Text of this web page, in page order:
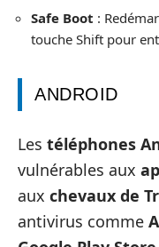
Safe Boot :
touche Shift pour
ANDROID
Les téléphones
vulnérables aux
aux chevaux de
antivirus comme